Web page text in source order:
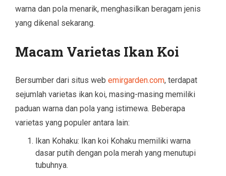
warna dan pola menarik, menghasilkan beragam jenis
yang dikenal sekarang.
Macam Varietas Ikan Koi
Bersumber dari situs web emirgarden.com, terdapat
sejumlah varietas ikan koi, masing-masing memiliki
paduan warna dan pola yang istimewa. Beberapa
varietas yang populer antara lain:
Ikan Kohaku: Ikan koi Kohaku memiliki warna
dasar putih dengan pola merah yang menutupi
tubuhnya.